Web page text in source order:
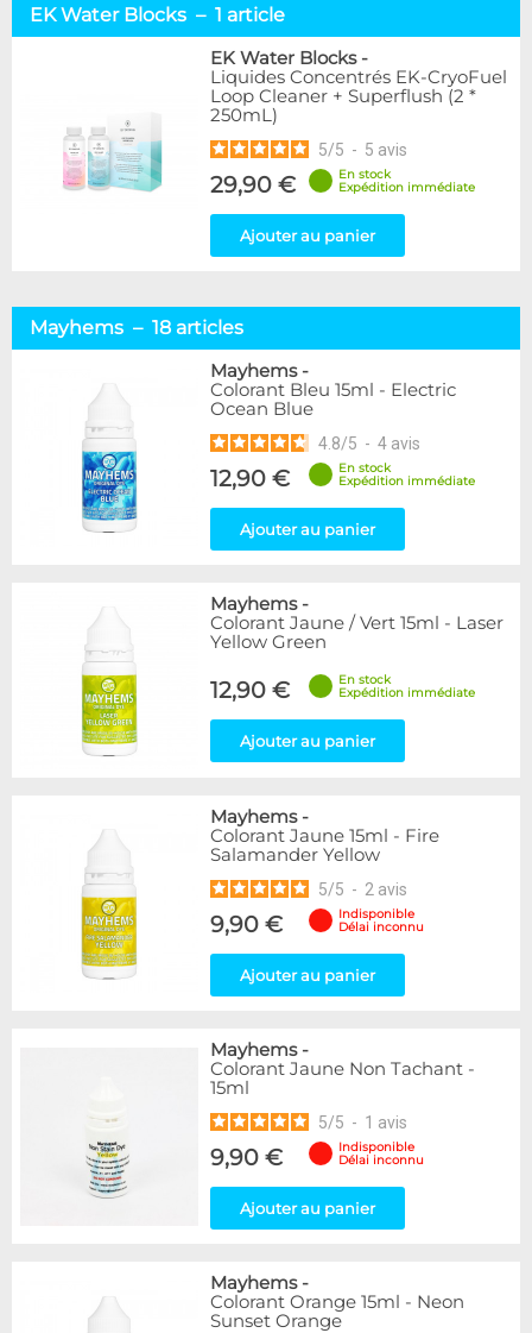
EK Water Blocks – 1 article
EK Water Blocks-
Liquides Concentrés EK-CryoFuel
Loop Cleaner + Superflush (2 *
250mL)
5/5 - 5 avis
29,90 €
En stock
Expédition immédiate
Ajouter au panier
Mayhems – 18 articles
Mayhems-
Colorant Bleu 15ml - Electric
Ocean Blue
4.8/5 - 4 avis
12,90 €
En stock
Expédition immédiate
Ajouter au panier
Mayhems-
Colorant Jaune / Vert 15ml - Laser
Yellow Green
12,90 €
En stock
Expédition immédiate
Ajouter au panier
Mayhems-
Colorant Jaune 15ml - Fire
Salamander Yellow
5/5 - 2 avis
9,90 €
Indisponible
Délai inconnu
Ajouter au panier
Mayhems-
Colorant Jaune Non Tachant -
15ml
5/5 - 1 avis
9,90 €
Indisponible
Délai inconnu
Ajouter au panier
Mayhems-
Colorant Orange 15ml - Neon
Sunset Orange